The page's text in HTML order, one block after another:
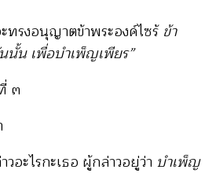
ทรงอนุญาตข้าพระองค์ไซร้ ข้า
นั้น เพื่อบำเพ็ญเพียร”
๓
อะไรกะเธอ ผู้กล่าวอยู่ว่า บำเพ็ญ